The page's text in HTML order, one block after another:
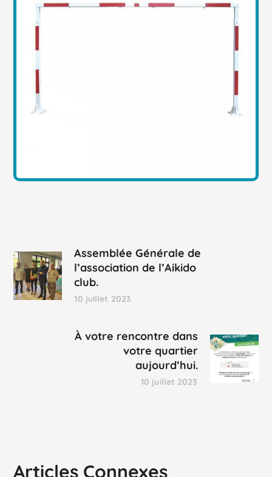
Assemblée Générale de
l’association de l’Aikido
club.
10 juillet 2023
À votre rencontre dans
votre quartier
aujourd’hui.
10 juillet 2023
Articles Connexes